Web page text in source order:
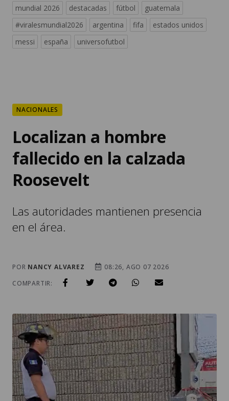
mundial 2026 destacadas fútbol
guatemala
#viralesmundial2026
argentina fifa
estados unidos
messi
españa universofutbol
NACIONALES
Localizan a hombre
fallecido en la calzada
Roosevelt
Las autoridades mantienen presencia
en el área.
POR NANCY ALVAREZ
08:26, AGO 07 2026
COMPARTIR: